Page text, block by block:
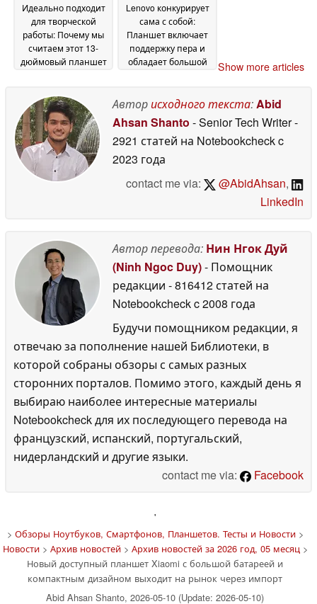
Идеально подходит
для творческой
работы: Почему мы
считаем этот 13-
дюймовый планшет
2026
Lenovo конкурирует
сама с собой:
Планшет включает
поддержку пера и
обладает большой
Show more articles
Авторисходного текста:Abid
Ahsan Shanto - Senior Tech Writer-
2921 статей на Notebookcheckc
2023 года
contact me via:
@AbidAhsan,
LinkedIn
Автор перевода: Нин Нгок Дуй
(Ninh Ngoc Duy)- Помощник
редакции - 816412 статей на
Notebookcheckc 2008 года
Будучи помощником редакции, я
отвечаю за пополнение нашей Библиотеки, в
которой собраны обзоры с самых разных
сторонних порталов. Помимо этого, каждый день я
выбираю наиболее интересные материалы
Notebookcheck для их последующего перевода на
французский, испанский, португальский,
нидерландский и другие языки.
contact me via:
Facebook
'
> Обзоры Ноутбуков, Смартфонов, Планшетов. Тесты и Новости>
Новости> Архив новостей> Архив новостей за 2026 год, 05 месяц>
Новый доступный планшет Xiaomi с большой батареей и
компактным дизайном выходит на рынок через импорт
Abid Ahsan Shanto, 2026-05-10 (Update: 2026-05-10)